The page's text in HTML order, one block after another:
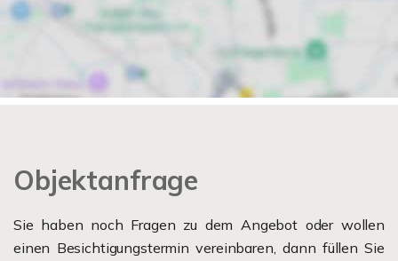
Objektanfrage
Sie haben noch Fragen zu dem Angebot oder wollen
einen Besichtigungstermin vereinbaren, dann füllen Sie